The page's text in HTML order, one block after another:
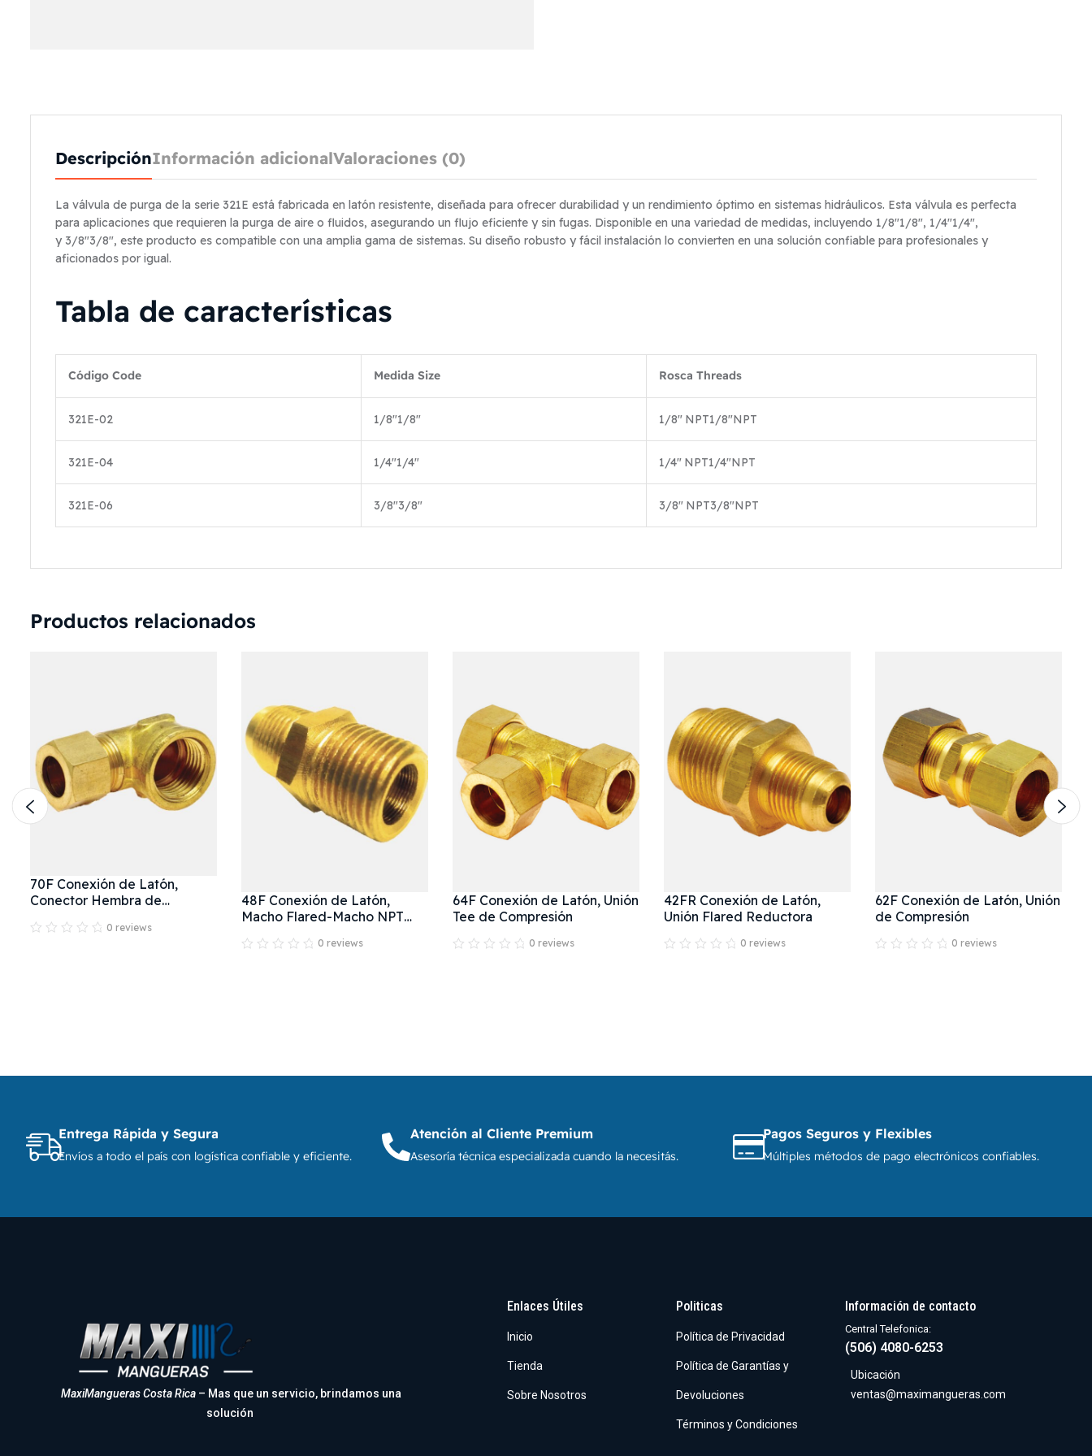
DescripciónInformación adicionalValoraciones (0)
La válvula de purga de la serie 321E está fabricada en latón resistente, diseñada para ofrecer durabilidad y un rendimiento óptimo en sistemas hidráulicos. Esta válvula es perfecta
para aplicaciones que requieren la purga de aire o fluidos, asegurando un flujo eficiente y sin fugas. Disponible en una variedad de medidas, incluyendo 1/8″1/8″, 1/4″1/4″,
y 3/8″3/8″, este producto es compatible con una amplia gama de sistemas. Su diseño robusto y fácil instalación lo convierten en una solución confiable para profesionales y
aficionados por igual.
Tabla de características
Código Code Medida Size Rosca Threads
321E-02 1/8″1/8″ 1/8″ NPT1/8″NPT
321E-04 1/4″1/4″ 1/4″ NPT1/4″NPT
321E-06 3/8″3/8″ 3/8″ NPT3/8″NPT
Productos relacionados
70F Conexión de Latón,
Conector Hembra de
0 reviews
48F Conexión de Latón,
Macho Flared-Macho NPT
0 reviews
64F Conexión de Latón, Unión
Tee de Compresión
0 reviews
42FR Conexión de Latón,
Unión Flared Reductora
0 reviews
62F Conexión de Latón, Unión
de Compresión
0 reviews
Entrega Rápida y Segura
Envíos a todo el país con logística confiable y eficiente.
Atención al Cliente Premium
Asesoría técnica especializada cuando la necesitás.
Pagos Seguros y Flexibles
Múltiples métodos de pago electrónicos confiables.
MaxiMangueras Costa Rica – Mas que un servicio, brindamos una
solución
Enlaces Útiles
Inicio
Tienda
Sobre Nosotros
Politicas
Política de Privacidad
Política de Garantías y
Devoluciones
Términos y Condiciones
Información de contacto
Central Telefonica:
(506) 4080-6253
Ubicación
ventas@maximangueras.com